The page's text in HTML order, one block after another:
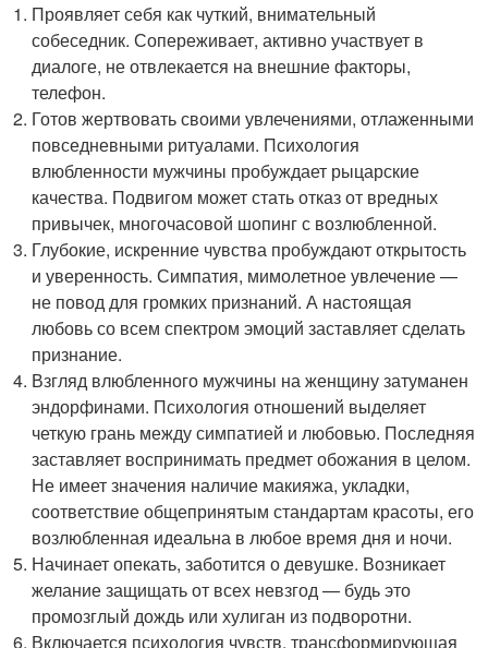
Проявляет себя как чуткий, внимательный
собеседник. Сопереживает, активно участвует в
диалоге, не отвлекается на внешние факторы,
телефон.
Готов жертвовать своими увлечениями, отлаженными
повседневными ритуалами. Психология
влюбленности мужчины пробуждает рыцарские
качества. Подвигом может стать отказ от вредных
привычек, многочасовой шопинг с возлюбленной.
Глубокие, искренние чувства пробуждают открытость
и уверенность. Симпатия, мимолетное увлечение —
не повод для громких признаний. А настоящая
любовь со всем спектром эмоций заставляет сделать
признание.
Взгляд влюбленного мужчины на женщину затуманен
эндорфинами. Психология отношений выделяет
четкую грань между симпатией и любовью. Последняя
заставляет воспринимать предмет обожания в целом.
Не имеет значения наличие макияжа, укладки,
соответствие общепринятым стандартам красоты, его
возлюбленная идеальна в любое время дня и ночи.
Начинает опекать, заботится о девушке. Возникает
желание защищать от всех невзгод — будь это
промозглый дождь или хулиган из подворотни.
Включается психология чувств, трансформирующая